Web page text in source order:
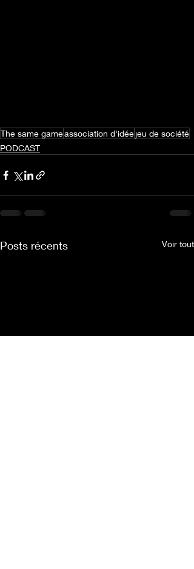
The same gameassociation d'idéejeu de société
PODCAST
Posts récents Voir tout